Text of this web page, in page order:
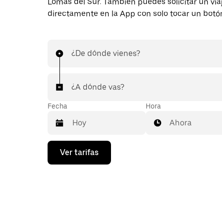
directamente en la App con solo tocar un
¿De dónde vienes?
¿A dónde vas?
Fecha
Presiona
flecha
Hora
Ahora
Ver tarifas